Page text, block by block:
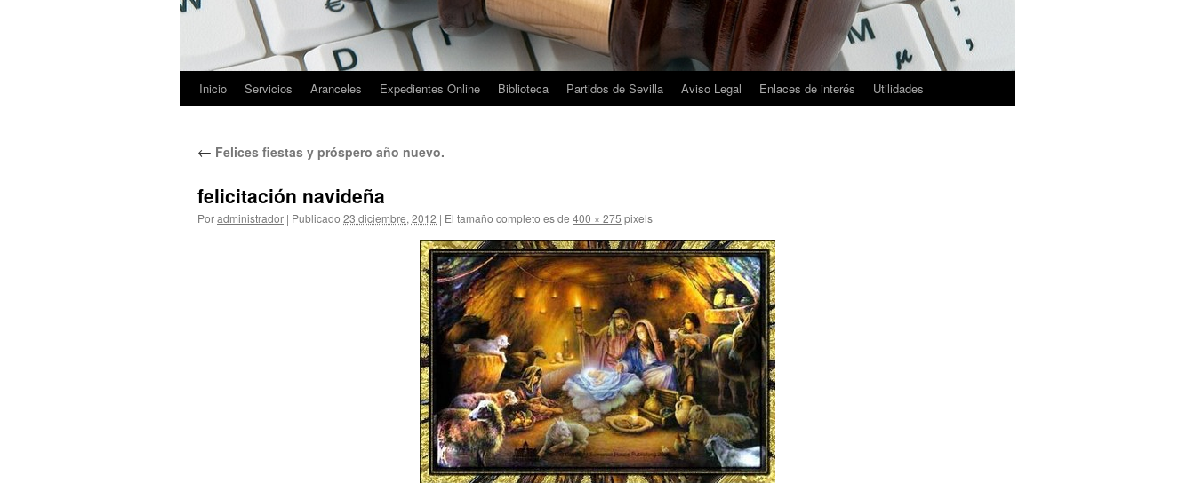
Saltar
contenido
Inicio Servicios Aranceles Expedientes Online Biblioteca Partidos de Sevilla Aviso Legal Enlaces de interés Utilidades
← Felices fiestas y próspero año nuevo.
felicitación navideña
Poradministrador | Publicado 23 diciembre, 2012 | El tamaño completo es de 400 × 275 pixels